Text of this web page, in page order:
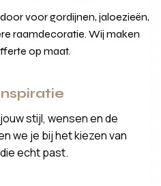
voor gordijnen, jaloezieën,
raamdecoratie. Wij maken
op maat.
stijl, wensen en de
we je bij het kiezen van
echt past.